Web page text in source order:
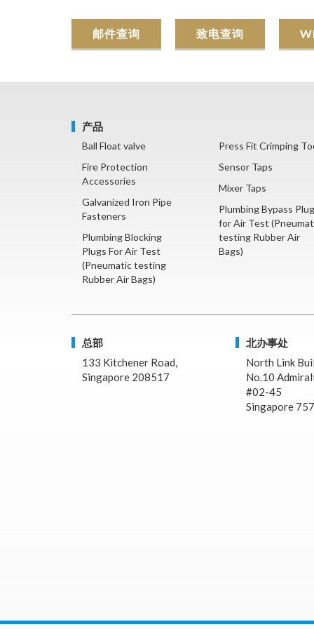
邮件查询 致电查询
产品
Ball Float valve
Fire Protection
Accessories
Galvanized Iron Pipe
Fasteners
Plumbing Blocking
Plugs For Air Test
(Pneumatic testing
Rubber Air Bags)
Press Fit Crimping
Sensor Taps
Mixer Taps
Plumbing Bypass
for Air Test
testing Rubber Air
Bags)
总部
133 Kitchener Road,
Singapore 208517
北办事处
North Link
No.10
#02-45
Singapore